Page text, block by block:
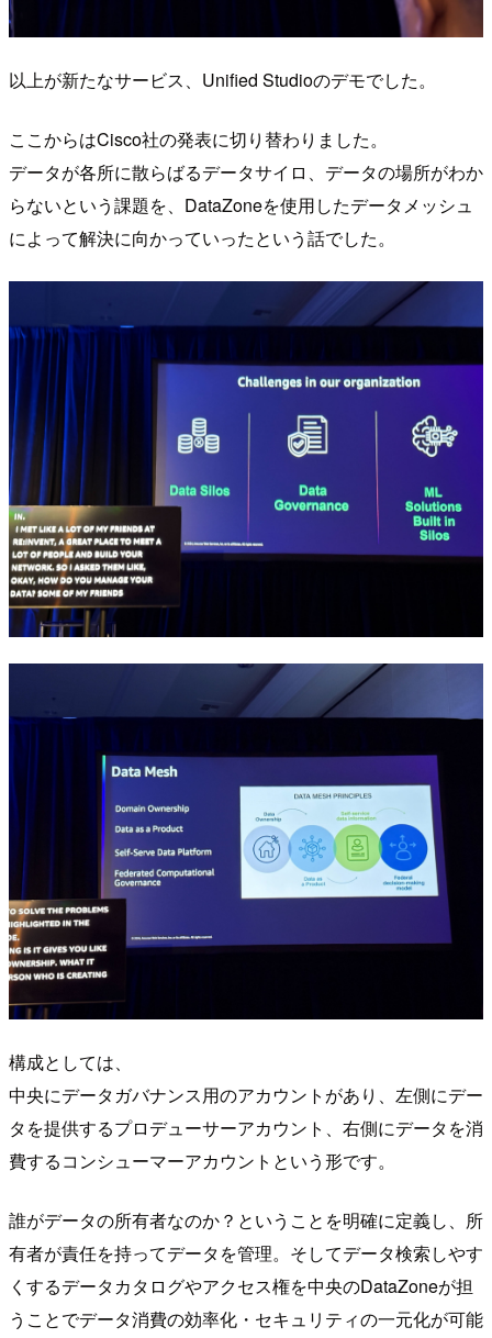
以上が新たなサービス、Unified Studioのデモでした。
ここからはCisco社の発表に切り替わりました。
データが各所に散らばるデータサイロ、データの場所がわか
らないという課題を、DataZoneを使用したデータメッシュ
によって解決に向かっていったという話でした。
構成としては、
中央にデータガバナンス用のアカウントがあり、左側にデー
タを提供するプロデューサーアカウント、右側にデータを消
費するコンシューマーアカウントという形です。
誰がデータの所有者なのか？ということを明確に定義し、所
有者が責任を持ってデータを管理。そしてデータ検索しやす
くするデータカタログやアクセス権を中央のDataZoneが担
うことでデータ消費の効率化・セキュリティの一元化が可能